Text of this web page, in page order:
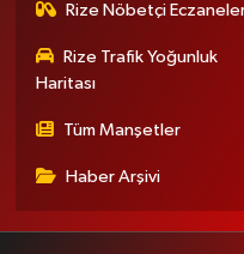
Rize Nöbetçi
Rize Trafik Yoğunluk
Haritası
Tüm Manşetler
Haber Arşivi